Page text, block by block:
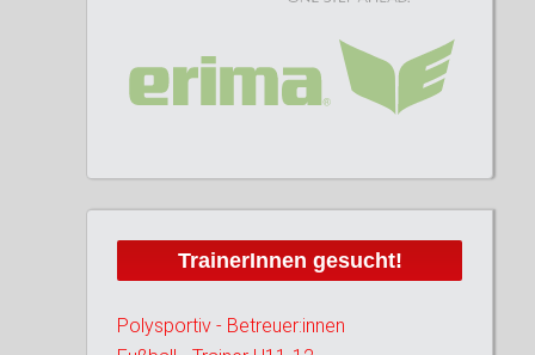
TrainerInnen gesucht!
Polysportiv - Betreuer:innen